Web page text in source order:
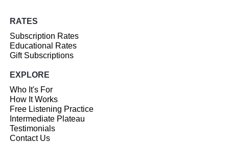
RATES
Subscription Rates
Educational Rates
Gift Subscriptions
EXPLORE
Who It's For
How It Works
Free Listening Practice
Intermediate Plateau
Testimonials
Contact Us